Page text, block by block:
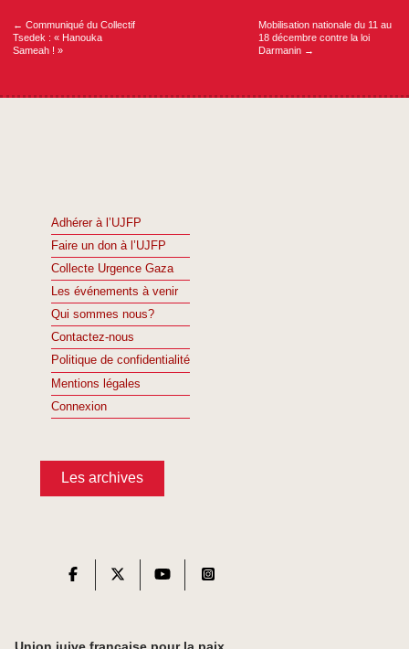
← Communiqué du Collectif
Tsedek : « Hanouka
Sameah ! »
Mobilisation nationale du 11 au
18 décembre contre la loi
Darmanin →
Adhérer à l’UJFP
Faire un don à l’UJFP
Collecte Urgence Gaza
Les événements à venir
Qui sommes nous?
Contactez-nous
Politique de confidentialité
Mentions légales
Connexion
Les archives
Union juive française pour la paix